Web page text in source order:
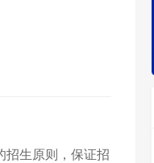
招生原则，保证招